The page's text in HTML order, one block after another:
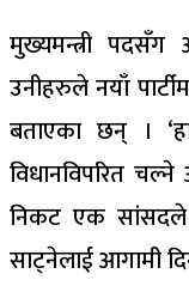
मुख्यमन्त्री
उनीहरुले नयाँ
बताएका छन् ।
विधानविपरित
निकट एक सांसदले
साट्नेलाई आगामी